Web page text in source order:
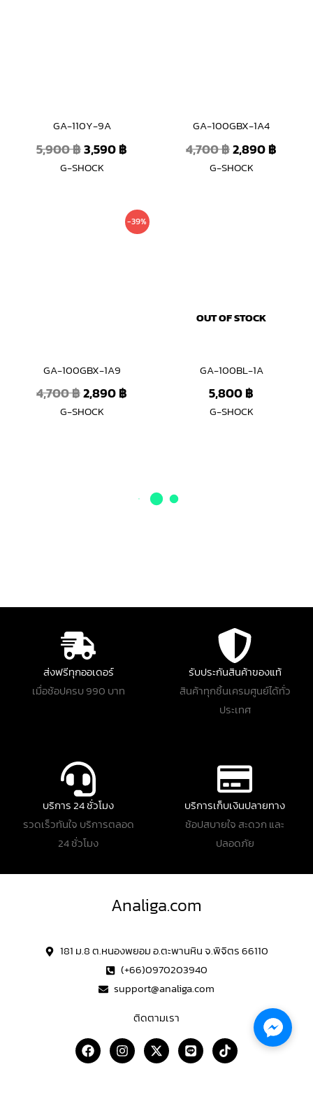
GA-110Y-9A
5,900฿3,590฿
G-SHOCK
GA-100GBX-1A4
4,700฿2,890฿
G-SHOCK
-39%
GA-100GBX-1A9
4,700฿
Original
2,890฿
Current
price
G-SHOCK
OUT OF STOCK
GA-100BL-1A
5,800฿
G-SHOCK
ส่งฟรีทุกออเดอร์
เมื่อช้อปครบ 990 บาท
รับประกันสินค้าของแท้
สินค้าทุกชิ้นเครมศูนย์ได้ทั่ว
ประเทศ
บริการ 24 ชั่วโมง
รวดเร็วทันใจ บริการตลอด
24 ชั่วโมง
บริการเก็บเงินปลายทาง
ช้อปสบายใจ สะดวก และ
ปลอดภัย
Analiga.com
181 ม.8 ต.หนองพยอม อ.ตะพานหิน จ.พิจิตร 66110
(+66)0970203940
support@analiga.com
ติดตามเรา
F
a
c
I
n
s
X
-
t
L
i
n
T
i
k